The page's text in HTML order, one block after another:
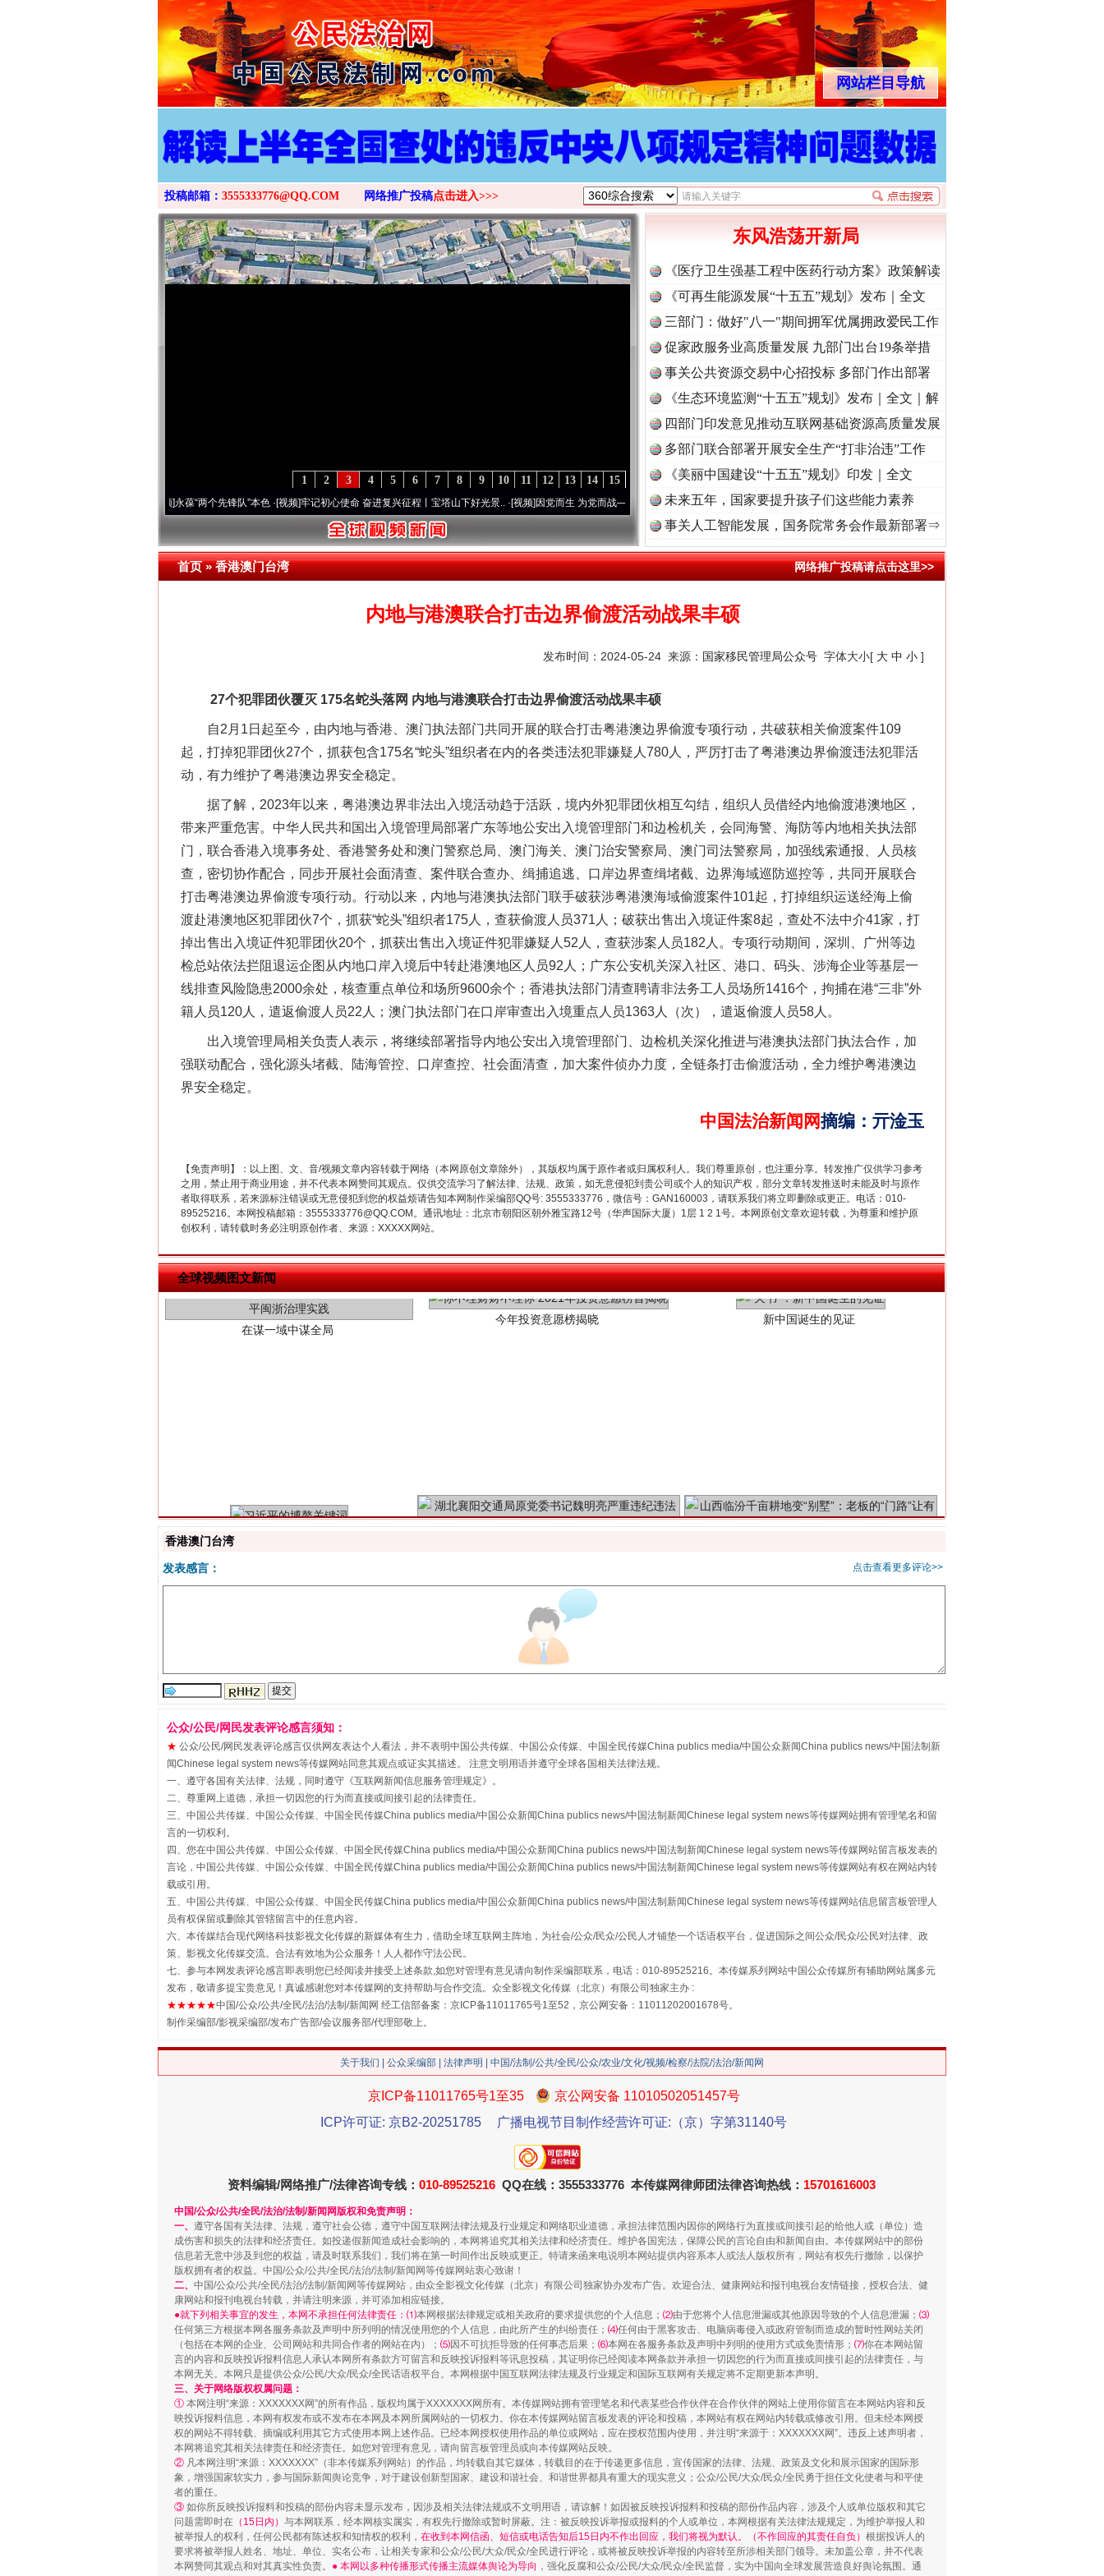
>
网站栏目导航
投稿邮箱： 3555333776@QQ.COM 网络推广投稿点击进入>>>
15
14
13
12
11
10
9
8
7
6
5
4
3
2
1
永葆“两个先锋队”本色·[视频]牢记初心使命 奋进复兴征程丨宝塔山下好光景..·[视频]因党而生 为党而战——百年“纪”事⑧加强纪律..·[视频]牢记初心使命 奋进复兴征程丨“转折之城”激荡..
东风浩荡开新局
《医疗卫生强基工程中医药行动方案》政策解读
《可再生能源发展“十五五”规划》发布｜全文
三部门：做好"八一"期间拥军优属拥政爱民工作
促家政服务业高质量发展 九部门出台19条举措
事关公共资源交易中心招投标 多部门作出部署
《生态环境监测“十五五”规划》发布｜全文｜解
读
四部门印发意见推动互联网基础资源高质量发展
多部门联合部署开展安全生产“打非治违”工作
《美丽中国建设“十五五”规划》印发｜全文
未来五年，国家要提升孩子们这些能力素养
事关人工智能发展，国务院常务会作最新部署⇒
首页»香港澳门台湾 网络推广投稿请点击这里>>
内地与港澳联合打击边界偷渡活动战果丰硕
发布时间：2024-05-24 来源： 国家移民管理局公众号 字体大小[ 大 中 小 ]
27个犯罪团伙覆灭 175名蛇头落网 内地与港澳联合打击边界偷渡活动战果丰硕
自2月1日起至今，由内地与香港、澳门执法部门共同开展的联合打击粤港澳边界偷渡专项行动，共破获相关偷渡案件109
起，打掉犯罪团伙27个，抓获包含175名“蛇头”组织者在内的各类违法犯罪嫌疑人780人，严厉打击了粤港澳边界偷渡违法犯罪活
动，有力维护了粤港澳边界安全稳定。
据了解，2023年以来，粤港澳边界非法出入境活动趋于活跃，境内外犯罪团伙相互勾结，组织人员借经内地偷渡港澳地区，
带来严重危害。中华人民共和国出入境管理局部署广东等地公安出入境管理部门和边检机关，会同海警、海防等内地相关执法部
门，联合香港入境事务处、香港警务处和澳门警察总局、澳门海关、澳门治安警察局、澳门司法警察局，加强线索通报、人员核
查，密切协作配合，同步开展社会面清查、案件联合查办、缉捕追逃、口岸边界查缉堵截、边界海域巡防巡控等，共同开展联合
打击粤港澳边界偷渡专项行动。行动以来，内地与港澳执法部门联手破获涉粤港澳海域偷渡案件101起，打掉组织运送经海上偷
渡赴港澳地区犯罪团伙7个，抓获“蛇头”组织者175人，查获偷渡人员371人；破获出售出入境证件案8起，查处不法中介41家，打
掉出售出入境证件犯罪团伙20个，抓获出售出入境证件犯罪嫌疑人52人，查获涉案人员182人。专项行动期间，深圳、广州等边
检总站依法拦阻退运企图从内地口岸入境后中转赴港澳地区人员92人；广东公安机关深入社区、港口、码头、涉海企业等基层一
线排查风险隐患2000余处，核查重点单位和场所9600余个；香港执法部门清查聘请非法务工人员场所1416个，拘捕在港“三非”外
籍人员120人，遣返偷渡人员22人；澳门执法部门在口岸审查出入境重点人员1363人（次），遣返偷渡人员58人。
出入境管理局相关负责人表示，将继续部署指导内地公安出入境管理部门、边检机关深化推进与港澳执法部门执法合作，加
强联动配合，强化源头堵截、陆海管控、口岸查控、社会面清查，加大案件侦办力度，全链条打击偷渡活动，全力维护粤港澳边
界安全稳定。
中国法治新闻网摘编 ： 亓淦玉
【免责声明】：以上图、文、音/视频文章内容转载于网络（本网原创文章除外），其版权均属于原作者或归属权利人。我们尊重原创，也注重分享。转发推广仅供学习参考
之用，禁止用于商业用途，并不代表本网赞同其观点。仅供交流学习了解法律、法规、政策，如无意侵犯到贵公司或个人的知识产权，部分文章转发推送时未能及时与原作
者取得联系，若来源标注错误或无意侵犯到您的权益烦请告知本网制作采编部QQ号: 3555333776，微信号：GAN160003，请联系我们将立即删除或更正。电话：010-
89525216。本网投稿邮箱：3555333776@QQ.COM。通讯地址：北京市朝阳区朝外雅宝路12号（华声国际大厦）1层 1 2 1号。本网原创文章欢迎转载，为尊重和维护原
创权利，请转载时务必注明原创作者、来源：XXXXX网站。
全球视频图文新闻
网上购药对药下症？
茶叶“炒上天”
这是一记警钟！ 谢谢有你温暖了四季 法官巧妙执行解纠纷
在谋一域中谋全局
“刷贴”乱象丛生
揭批美国五大"原罪" "炒鞋教程"里的骗局 习近平的“航天情”
解纷+调解+退费，一次搞定
珠宝鉴定乱象
重拳出击！专项整治午间酒驾
站台名比不上好声名
走近一线检察官
“谁都不怕”的他落马了
漫山遍野的桃花与雪山、麦地、白藏房 除了知识还要"留白" 用生命托举生命
香港澳门台湾
点击查看更多评论>>
发表感言：
公众/公民/网民发表评论感言须知：
★ 公众/公民/网民发表评论感言仅供网友表达个人看法，并不表明中国公共传媒、中国公众传媒、中国全民传媒China publics media/中国公众新闻China publics news/中国法制新
闻Chinese legal system news等传媒网站同意其观点或证实其描述。 注意文明用语并遵守全球各国相关法律法规。
一、遵守各国有关法律、法规，同时遵守《互联网新闻信息服务管理规定》。
二、尊重网上道德，承担一切因您的行为而直接或间接引起的法律责任。
三、中国公共传媒、中国公众传媒、中国全民传媒China publics media/中国公众新闻China publics news/中国法制新闻Chinese legal system news等传媒网站拥有管理笔名和留
言的一切权利。
四、您在中国公共传媒、中国公众传媒、中国全民传媒China publics media/中国公众新闻China publics news/中国法制新闻Chinese legal system news等传媒网站留言板发表的
言论，中国公共传媒、中国公众传媒、中国全民传媒China publics media/中国公众新闻China publics news/中国法制新闻Chinese legal system news等传媒网站有权在网站内转
载或引用。
五、中国公共传媒、中国公众传媒、中国全民传媒China publics media/中国公众新闻China publics news/中国法制新闻Chinese legal system news等传媒网站信息留言板管理人
员有权保留或删除其管辖留言中的任意内容。
六、本传媒结合现代网络科技影视文化传媒的新媒体有生力，借助全球互联网主阵地，为社会/公众/民众/公民人才铺垫一个话语权平台，促进国际之间公众/民众/公民对法律、政
策、影视文化传媒交流。合法有效地为公众服务！人人都作守法公民。
七、参与本网发表评论感言即表明您已经阅读并接受上述条款,如您对管理有意见请向制作采编部联系，电话：010-89525216。本传媒系列网站中国公众传媒所有辅助网站属多元
发布，敬请多提宝贵意见！真诚感谢您对本传媒网的支持帮助与合作交流。众全影视文化传媒（北京）有限公司独家主办 :
★★★★★中国/公众/公共/全民/法治/法制/新闻网 经工信部备案：京ICP备11011765号1至52，京公网安备：11011202001678号。
制作采编部/影视采编部/发布广告部/会议服务部/代理部敬上。
关于我们 公众采编部 法律声明 | 中国/法制/公共/全民/公众/农业/文化/视频/检察/法院/法治/新闻网
京ICP备11011765号1至35
京公网安备 11010502051457号
ICP许可证: 京B2-20251785
广播电视节目制作经营许可证:（京）字第31140号
资料编辑/网络推广/法律咨询专线： 010-89525216 QQ在线：3555333776 本传媒网律师团法律咨询热线： 15701616003
中国/公众/公共/全民/法治/法制/新闻网版权和免责声明：
一、 遵守各国有关法律、法规，遵守社会公德，遵守中国互联网法律法规及行业规定和网络职业道德，承担法律范围内因你的网络行为直接或间接引起的给他人或（单位）造
成伤害和损失的法律和经济责任。如投递假新闻造成社会影响的，本网将追究其相关法律和经济责任。维护各国宪法，保障公民的言论自由和新闻自由。本传媒网站中的部份
信息若无意中涉及到您的权益，请及时联系我们，我们将在第一时间作出反映或更正。特请来函来电说明本网站提供内容系本人或法人版权所有，网站有权先行撤除，以保护
版权拥有者的权益。中国/公众/公共/全民/法治/法制/新闻网等传媒网站衷心致谢！
二、 中国/公众/公共/全民/法治/法制/新闻网等传媒网站，由众全影视文化传媒（北京）有限公司独家协办发布广告。欢迎合法、健康网站和报刊电视台友情链接，授权合法、健
康网站和报刊电视台转载，并请注明来源，并可添加相应链接。
●就下列相关事宜的发生，本网不承担任何法律责任：⑴本网根据法律规定或相关政府的要求提供您的个人信息； ⑵由于您将个人信息泄漏或其他原因导致的个人信息泄漏； ⑶
任何第三方根据本网各服务条款及声明中所列明的情况使用您的个人信息，由此所产生的纠纷责任； ⑷任何由于黑客攻击、电脑病毒侵入或政府管制而造成的暂时性网站关闭
（包括在本网的企业、公司网站和共同合作者的网站在内）； ⑸因不可抗拒导致的任何事态后果； ⑹本网在各服务条款及声明中列明的使用方式或免责情形； ⑺你在本网站留
言的内容和反映投诉报料信息人承认本网所有条款方可留言和反映投诉报料等讯息投稿，其证明你已经阅读本网条款并承担一切因您的行为而直接或间接引起的法律责任，与
本网无关。本网只是提供公众/公民/大众/民众/全民话语权平台。本网根据中国互联网法律法规及行业规定和国际互联网有关规定将不定期更新本声明。
三、关于网络版权权属问题：
① 本网注明“来源：XXXXXXX网”的所有作品，版权均属于XXXXXXX网所有。本传媒网站拥有管理笔名和代表某些合作伙伴在合作伙伴的网站上使用你留言在本网站内容和反
映投诉报料信息，本网有权发布或不发布在本网及本网所属网站的一切权力。你在本传媒网站留言板发表的评论和投稿，本网站有权在网站内转载或修改引用。但未经本网授
权的网站不得转载、摘编或利用其它方式使用本网上述作品。已经本网授权使用作品的单位或网站，应在授权范围内使用，并注明“来源于：XXXXXXX网”。违反上述声明者，
本网将追究其相关法律责任和经济责任。如您对管理有意见，请向留言板管理员或向本传媒网站反映。
② 凡本网注明“来源：XXXXXXX”（非本传媒系列网站）的作品，均转载自其它媒体，转载目的在于传递更多信息，宣传国家的法律、法规、政策及文化和展示国家的国际形
象，增强国家软实力，参与国际新闻舆论竞争，对于建设创新型国家、建设和谐社会、和谐世界都具有重大的现实意义；公众/公民/大众/民众/全民勇于担任文化使者与和平使
者的重任。
③ 如你所反映投诉报料和投稿的部份内容未显示发布，因涉及相关法律法规或不文明用语，请谅解！如因被反映投诉报料和投稿的部份作品内容，涉及个人或单位版权和其它
问题需即时在 （15日内） 与本网联系，经本网核实属实，有权先行撤除或暂时屏蔽。注：被反映投诉举报或报料的个人或单位，本网根据有关法律法规规定，为维护举报人和
被举报人的权利，任何公民都有陈述权和知情权的权利， 在收到本网信函、短信或电话告知后15日内不作出回应，我们将视为默认。（不作回应的其责任自负） 根据投诉人的
要求将被举报人姓名、地址、单位、实名公布，让相关专家和公众/公民/大众/民众/全民进行评论，或将被反映投诉举报的内容转至所涉相关部门领导。未加盖公章，并不代表
本网赞同其观点和对其真实性负责。 ● 本网以多种传播形式传播主流媒体舆论为导向 ，强化反腐和公众/公民/大众/民众/全民监督，实为中国向全球发展营造良好舆论氛围。通